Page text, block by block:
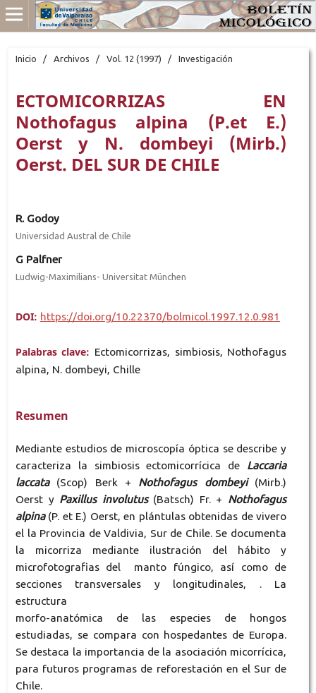
Inicio / Archivos / Vol. 12 (1997) / Investigación
ECTOMICORRIZAS EN
Nothofagus alpina (P.et E.)
Oerst y N. dombeyi (Mirb.)
Oerst. DEL SUR DE CHILE
R. Godoy
Universidad Austral de Chile
G Palfner
Ludwig-Maximilians- Universitat München
DOI: https://doi.org/10.22370/bolmicol.1997.12.0.981
Palabras clave: Ectomicorrizas, simbiosis, Nothofagus
alpina, N. dombeyi, Chille
Resumen
Mediante estudios de microscopía óptica se describe y
caracteriza la simbiosis ectomicorrícica de Laccaria
laccata(Scop) Berk + Nothofagus dombeyi(Mirb.)
Oerst y Paxillus involutus(Batsch) Fr. + Nothofagus
alpina(P. et E.) Oerst, en plántulas obtenidas de vivero
el la Provincia de Valdivia, Sur de Chile. Se documenta
la micorriza mediante ilustración del hábito y
microfotografias del manto fúngico, así como de
secciones transversales y longitudinales, . La
estructura
morfo-anatómica de las especies de hongos
estudiadas, se compara con hospedantes de Europa.
Se destaca la importancia de la asociación micorrícica,
para futuros programas de reforestación en el Sur de
Chile.